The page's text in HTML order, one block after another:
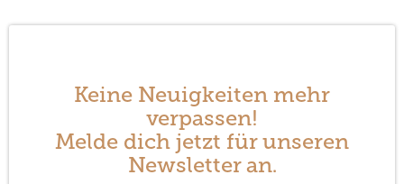
Keine Neuigkeiten mehr
verpassen!
Melde dich jetzt für unseren
Newsletter an.